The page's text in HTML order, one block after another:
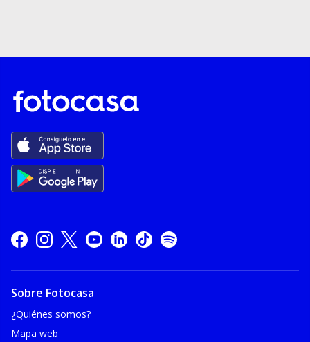
Sobre Fotocasa
¿Quiénes somos?
Mapa web